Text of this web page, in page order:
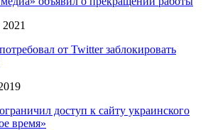
от Twitter заблокировать
доступ к сайту украинского
время»